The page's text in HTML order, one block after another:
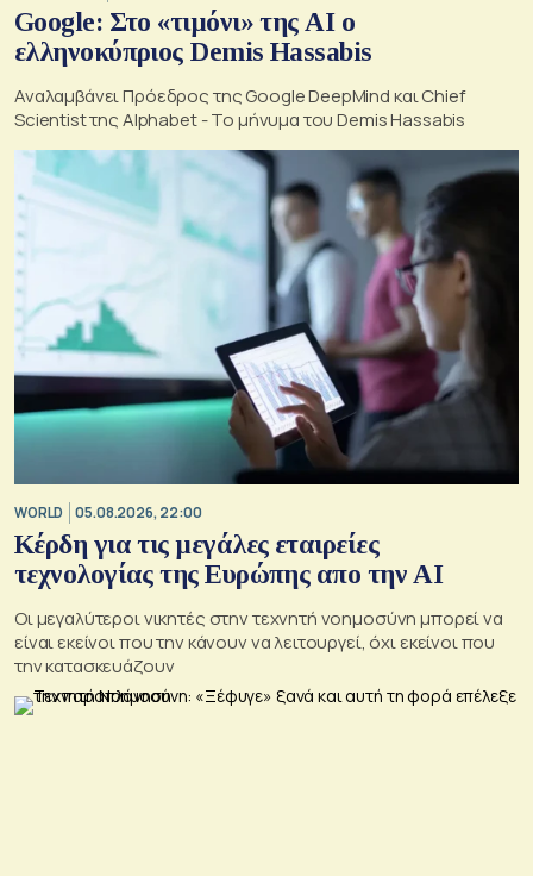
Google: Στο «τιμόνι» της AI ο
ελληνοκύπριος Demis Hassabis
Αναλαμβάνει Πρόεδρος της Google DeepMind και Chief
Scientist της Alphabet - Το μήνυμα του Demis Hassabis
WORLD 05.08.2026, 22:00
Κέρδη για τις μεγάλες εταιρείες
τεχνολογίας της Ευρώπης απο την AI
Οι μεγαλύτεροι νικητές στην τεχνητή νοημοσύνη μπορεί να
είναι εκείνοι που την κάνουν να λειτουργεί, όχι εκείνοι που
την κατασκευάζουν